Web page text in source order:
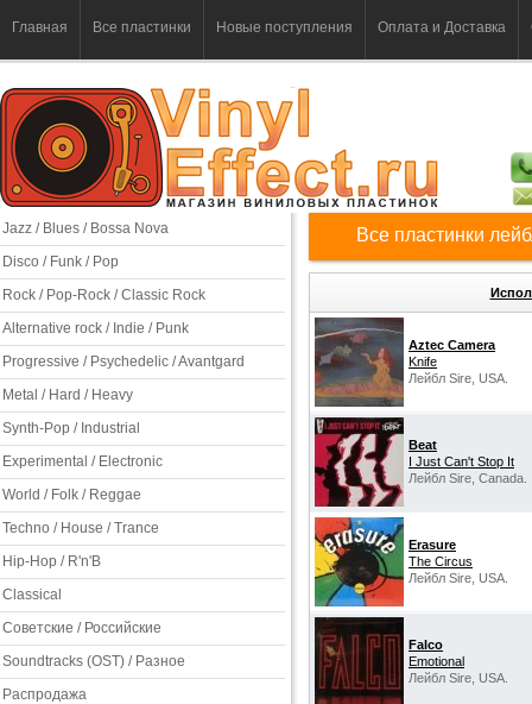
Главная Все пластинки Новые поступления Оплата и Доставка
Jazz / Blues / Bossa Nova
Disco / Funk / Pop
Rock / Pop-Rock / Classic Rock
Alternative rock / Indie / Punk
Progressive / Psychedelic / Avantgard
Metal / Hard / Heavy
Synth-Pop / Industrial
Experimental / Electronic
World / Folk / Reggae
Techno / House / Trance
Hip-Hop / R'n'B
Classical
Советские / Российские
Soundtracks (OST) / Разное
Распродажа
Все пластинки
Aztec Camera
Knife
Лейбл Sire, USA.
Beat
I Just Can't Stop It
Лейбл Sire, Canada.
Erasure
The Circus
Лейбл Sire, USA.
Falco
Emotional
Лейбл Sire, USA.